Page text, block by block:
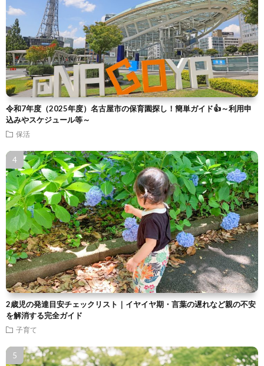
令和7年度（2025年度）名古屋市の保育園探し！簡単ガイド👍～利用申
込みやスケジュール等～
保活
2歳児の発達目安チェックリスト｜イヤイヤ期・言葉の遅れなど親の不安
を解消する完全ガイド
子育て